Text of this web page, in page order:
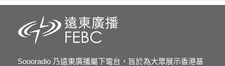
Soooradio 乃遠東廣播屬下電台，旨於為大眾展示香港基